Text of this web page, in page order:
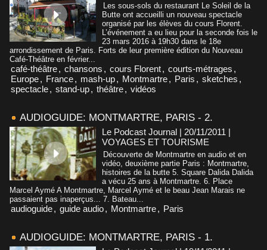
Les sous-sols du restaurant Le Soleil de la
Butte ont accueilli un nouveau spectacle
organisé par les élèves du cours Florent.
L’événement a eu lieu pour la seconde fois le
23 mars 2016 à 19h30 dans le 18e
arrondissement de Paris. Forts de leur première édition du Nouveau
Café-Théâtre en février...
café-théâtre, chansons , cours Florent, courts-métrages ,
Europe, France, mash-up, Montmartre, Paris , sketches ,
spectacle, stand-up, théâtre, vidéos
AUDIOGUIDE: MONTMARTRE, PARIS - 2.
Le Podcast Journal | 20/11/2011 |
VOYAGES ET TOURISME
Découverte de Montmartre en audio et en
vidéo, deuxième partie Paris : Montmartre,
histoires de la butte 5. Square Dalida Dalida
a vécu 25 ans à Montmartre. 6. Place
Marcel Aymé A Montmartre, Marcel Aymé et le beau Jean Marais ne
passaient pas inaperçus... 7. Bateau...
audioguide, guide audio, Montmartre, Paris
AUDIOGUIDE: MONTMARTRE, PARIS - 1.